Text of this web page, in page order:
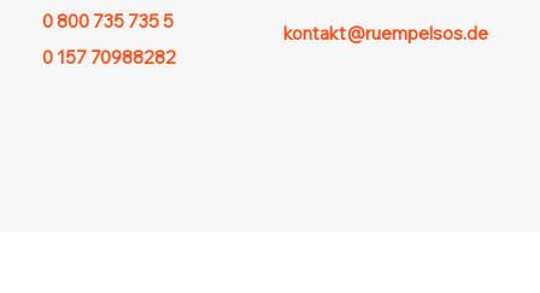
0 800 735 735 5
0 157 70988282
kontakt@ruempelsos.de